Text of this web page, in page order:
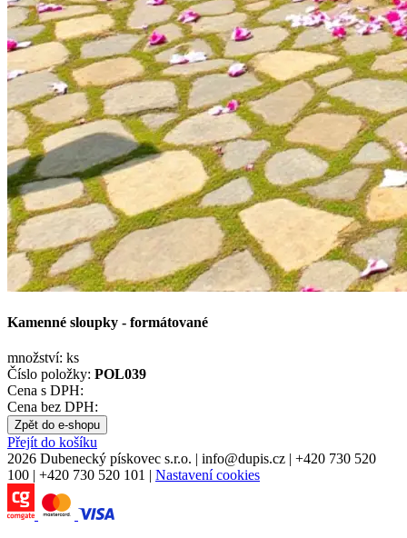
Kamenné sloupky - formátované
množství: ks
Číslo položky: POL039
Cena s DPH:
Cena bez DPH:
Zpět do e-shopu
Přejít do košíku
2026 Dubenecký pískovec s.r.o. | info@dupis.cz | +420 730 520
100 | +420 730 520 101 | Nastavení cookies